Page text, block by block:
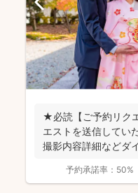
★必読【ご予約リク
エストを送信してい
撮影内容詳細などダ
予約承諾率： 50%